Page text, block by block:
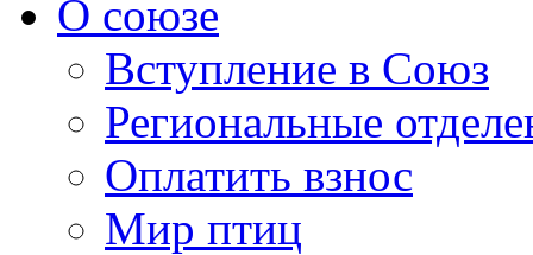
О союзе
Вступление в Союз
Региональные
Оплатить взнос
Мир птиц